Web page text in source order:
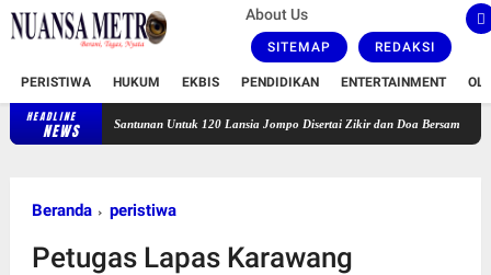
About Us
SITEMAP REDAKSI
PERISTIWA HUKUM EKBIS PENDIDIKAN ENTERTAINMENT
HEADLINE
NEWS
Santunan Untuk 120 Lansia Jompo Disertai Zikir dan Doa Bersama Saidah Anwar
Beranda peristiwa
Petugas Lapas Karawang